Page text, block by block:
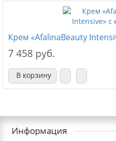
Крем «AfalinaBeauty
7 458 руб.
В корзину
Информация